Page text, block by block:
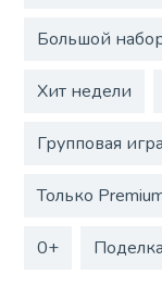
Большой
Хит недели
Групповая игра
Только
0+ Поделка